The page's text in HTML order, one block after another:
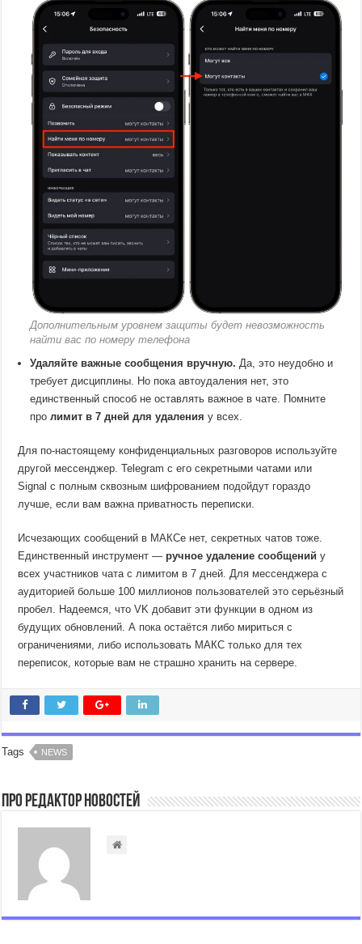
Дополнительным уровнем защиты будет невозможность
найти вас по номеру телефона
Удаляйте важные сообщения вручную. Да, это неудобно и
требует дисциплины. Но пока автоудаления нет, это
единственный способ не оставлять важное в чате. Помните
пролимит в 7 дней для удаления у всех.
Для по-настоящему конфиденциальных разговоров используйте
другой мессенджер. Telegram с его секретными чатами или
Signal с полным сквозным шифрованием подойдут гораздо
лучше, если вам важна приватность переписки.
Исчезающих сообщений в МАКСе нет, секретных чатов тоже.
Единственный инструмент —ручное удаление сообщений у
всех участников чата с лимитом в 7 дней. Для мессенджера с
аудиторией больше 100 миллионов пользователей это серьёзный
пробел. Надеемся, что VK добавит эти функции в одном из
будущих обновлений. А пока остаётся либо мириться с
ограничениями, либо использовать МАКС только для тех
переписок, которые вам не страшно хранить на сервере.
Tags NEWS
Про Редактор Новостей